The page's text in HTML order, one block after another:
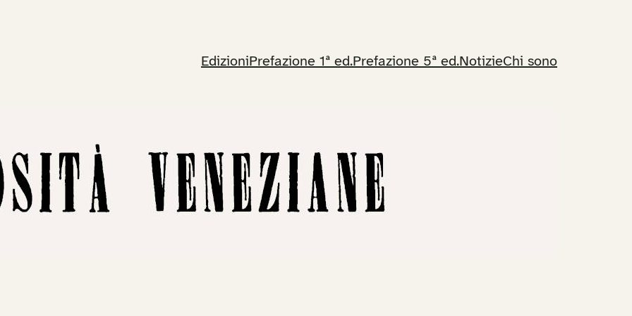
EdizioniPrefazione 1ª ed.Prefazione 5ª ed.NotizieChi sono